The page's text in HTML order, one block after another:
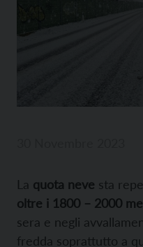
La quota neve sta
oltre i 1800 – 2000
sera e negli
fredda soprattutto a